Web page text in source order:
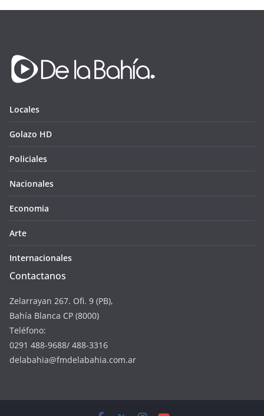
Locales
Golazo HD
Policiales
Nacionales
Economia
Arte
Internacionales
Contactanos
Zelarrayan 267. Ofi. 9 (PB),
Bahía Blanca CP (8000)
Teléfono:
0291 488-9688/ 488-3316
delabahia@fmdelabahia.com.ar